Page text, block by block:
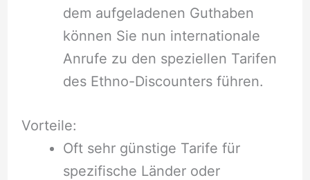
dem aufgeladenen Guthaben
können Sie nun internationale
Anrufe zu den speziellen Tarifen
des Ethno-Discounters führen.
Vorteile:
Oft sehr günstige Tarife für
spezifische Länder oder